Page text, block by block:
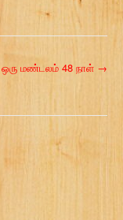
ஒரு மண்டலம் 48 நாள் →